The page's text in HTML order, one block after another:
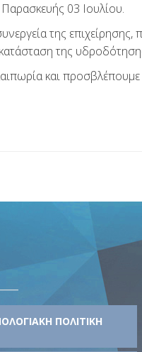
03 Ιουλίου.
της επιχείρησης,
της
και
ΠΟΛΙΤΙΚΗ